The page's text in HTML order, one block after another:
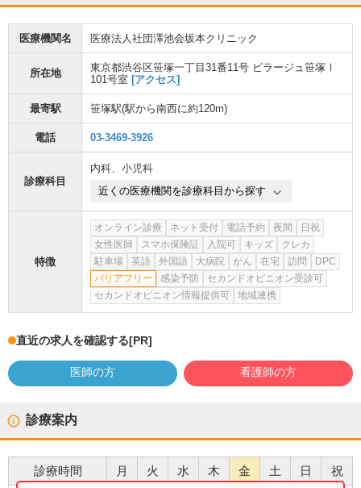
医療機関名 医療法人社団澤池会坂本クリニック
所在地
東京都渋谷区笹塚一丁目31番11号 ビラージュ笹塚Ⅰ
101号室 [アクセス]
最寄駅 笹塚駅(駅から南西に約120m)
電話 03-3469-3926
診療科目
内科、 小児科
近くの医療機関を診療科目から探す
特徴
オンライン診療 ネット受付 電話予約 夜間
日祝
女性医師
スマホ保険証 入院可 キッズ
クレカ
駐車場
英語 外国語 大病院 がん 在宅 訪問
DPC
バリアフリー
感染予防
セカンドオピニオン受診可
セカンドオピニオン情報提供可
地域連携
直近の求人を確認する[PR]
医師の方 看護師の方
診療案内
診療時間 月 火 水 木 金 土 日 祝